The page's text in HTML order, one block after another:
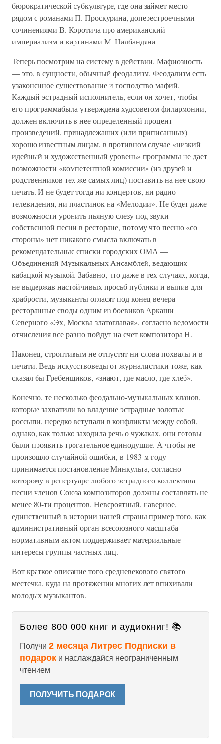
бюрократической субкультуре, где она займет место
рядом с романами П. Проскурина, доперестроечными
сочинениями В. Коротича про американский
империализм и картинами М. Налбандяна.
Теперь посмотрим на систему в действии. Мафиозность
— это, в сущности, обычный феодализм. Феодализм есть
узаконенное существование и господство мафий.
Каждый эстрадный исполнитель, если он хочет, чтобы
его программабыла утверждена худсоветом филармонии,
должен включить в нее определенный процент
произведений, принадлежащих (или приписанных)
хорошо известным лицам, в противном случае «низкий
идейный и художественный уровень» программы не дает
возможности «компетентной комиссии» (из друзей и
родственников тех же самых лиц) поставить на нее свою
печать. И не будет тогда ни концертов, ни радио-
телевидения, ни пластинок на «Мелодии». Не будет даже
возможности уронить пьяную слезу под звуки
собственной песни в ресторане, потому что песню «со
стороны» нет никакого смысла включать в
рекомендательные списки городских ОМА —
Объединений Музыкальных Ансамблей, ведающих
кабацкой музыкой. Забавно, что даже в тех случаях, когда,
не выдержав настойчивых просьб публики и выпив для
храбрости, музыканты огласят под конец вечера
ресторанные своды одним из боевиков Аркаши
Северного «Эх, Москва златоглавая», согласно ведомости
отчисления все равно пойдут на счет композитора Н.
Наконец, строптивым не отпустят ни слова похвалы и в
печати. Ведь искусствоведы от журналистики тоже, как
сказал бы Гребенщиков, «знают, где масло, где хлеб».
Конечно, те несколько феодально-музыкальных кланов,
которые захватили во владение эстрадные золотые
россыпи, нередко вступали в конфликты между собой,
однако, как только заходила речь о чужаках, они готовы
были проявить трогательное единодушие. А чтобы не
произошло случайной ошибки, в 1983-м году
принимается постановление Минкульта, согласно
которому в репертуаре любого эстрадного коллектива
песни членов Союза композиторов должны составлять не
менее 80-ти процентов. Невероятный, наверное,
единственный в истории нашей страны пример того, как
административный орган всесоюзного масштаба
нормативным актом поддерживает материальные
интересы группы частных лиц.
Вот краткое описание того средневекового святого
местечка, куда на протяжении многих лет впихивали
молодых музыкантов.
Более 800 000 книг и аудиокниг! 📚
Получи 2 месяца Литрес Подписки в
подарок и наслаждайся неограниченным
чтением
ПОЛУЧИТЬ ПОДАРОК